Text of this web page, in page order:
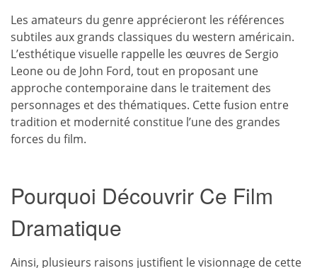
Les amateurs du genre apprécieront les références
subtiles aux grands classiques du western américain.
L’esthétique visuelle rappelle les œuvres de Sergio
Leone ou de John Ford, tout en proposant une
approche contemporaine dans le traitement des
personnages et des thématiques. Cette fusion entre
tradition et modernité constitue l’une des grandes
forces du film.
Pourquoi Découvrir Ce Film
Dramatique
Ainsi, plusieurs raisons justifient le visionnage de cette